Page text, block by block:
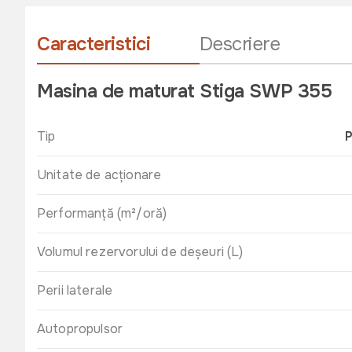
Caracteristici
Descriere
Masina de maturat Stiga SWP 355
Tip
Unitate de acționare
Performanță (m²/oră)
Volumul rezervorului de deșeuri (L)
Perii laterale
Autopropulsor